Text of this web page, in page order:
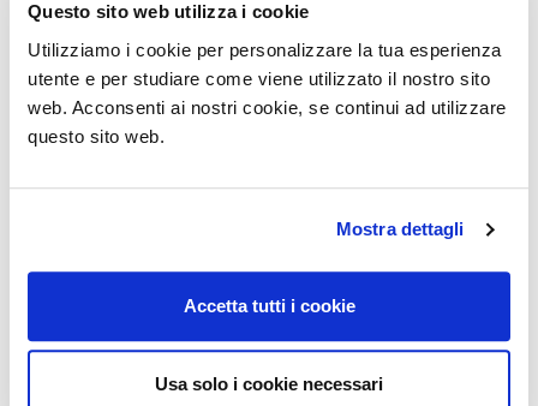
Questo sito web utilizza i cookie
Utilizziamo i cookie per personalizzare la tua esperienza
utente e per studiare come viene utilizzato il nostro sito
web. Acconsenti ai nostri cookie, se continui ad utilizzare
questo sito web.
Mostra dettagli
Accetta tutti i cookie
Usa solo i cookie necessari
sagomato o con top access integrati.
Una collezione completa
Il sistema operativo Lite comprende scrivanie, bench,
tavoli riunione, tavoli alti e una vasta gamma di
ambienti di lavoro funzionali, evolutivi e armoniosi.
Garanzia: 8 anni